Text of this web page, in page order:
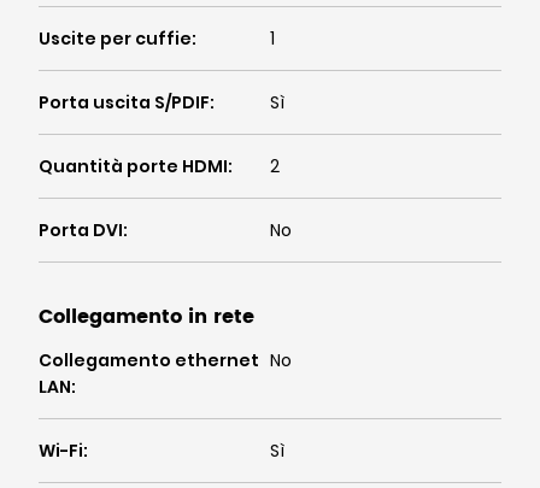
Uscite per cuffie: 1
Porta uscita S/PDIF: Sì
Quantità porte HDMI: 2
Porta DVI: No
Collegamento in rete
Collegamento ethernet
LAN:
No
Wi-Fi: Sì